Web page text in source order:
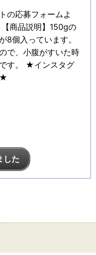
の応募フォームよ
商品説明】150gの
8個入っています。
で、小腹がすいた時
す。 ★インスタグ
★
した